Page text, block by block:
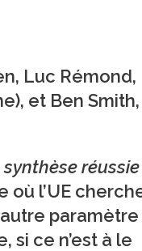
Luc Rémond,
et Ben Smith,
synthèse réussie
où l’UE
paramètre
si ce n’est à le